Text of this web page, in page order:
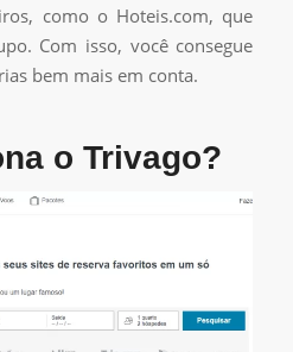
como o Hoteis.com, que
Com isso, você consegue
bem mais em conta.
o Trivago?